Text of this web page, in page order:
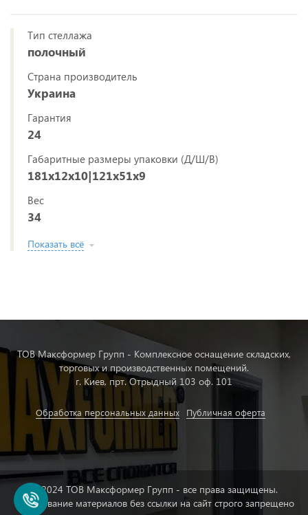
Тип стеллажа
полочный
Страна производитель
Украина
Гарантия
24
Габаритные размеры упаковки (Д/Ш/В)
181x12x10|121x51x9
Вес
34
Показать всё
ТОВ Максформер Групп - Комплексное оснащение складских,
торговых и производственных помещений.
г. Киев, прт. Отрыдный 103 оф. 101
Обработка персональных данных Публичная оферта
© 2024 ТОВ Максформер Групп - все права защищены.
Копирование материалов без ссылки на сайт строго запрещено